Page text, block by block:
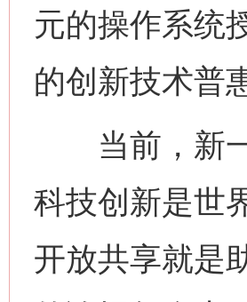
元的操作系统
的创新技术普
当前，新一
科技创新是世
开放共享就是